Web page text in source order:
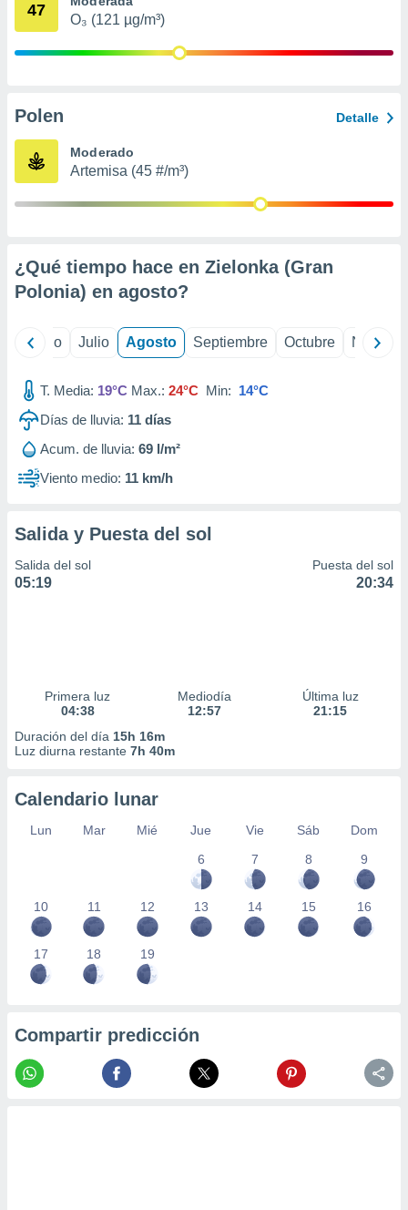
publicidad
de
1199
47
O₃ (121 µg/m³)
Polen Detalle
Moderado
Artemisa (45 #/m³)
¿Qué tiempo hace en Zielonka (Gran
Polonia) en agosto?
Junio Julio Agosto Septiembre Octubre
T. Media: 19°C Max.: 24°C Min: 14°C
Días de lluvia: 11 días
Acum. de lluvia: 69 l/m²
Viento medio: 11 km/h
Salida y Puesta del sol
Salida del sol
05:19
Puesta del sol
20:34
Primera luz
04:38
Mediodía
12:57
Última luz
21:15
Duración del día 15h 16m
Luz diurna restante 7h 40m
Calendario lunar
Lun Mar Mié Jue Vie Sáb
Dom
6
7 8 9
10 11 12 13 14 15 16
17 18 19
Compartir predicción